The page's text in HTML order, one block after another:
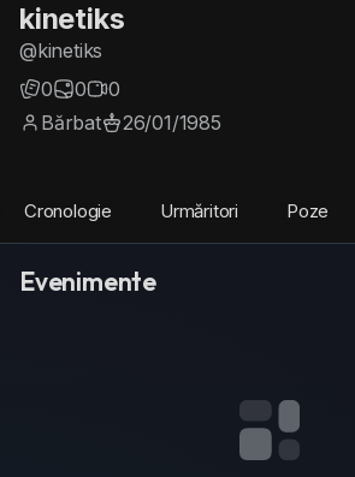
kinetiks
@kinetiks
0
0
0
Bărbat
26/01/1985
Cronologie Urmăritori Poze
Evenimente